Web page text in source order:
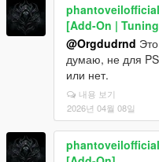
phantoveilofficial
[Add-On |
@Orgdudrnd
думаю, не для
или нет.
내용 보기
2026년 04월 08일
phantoveilofficial